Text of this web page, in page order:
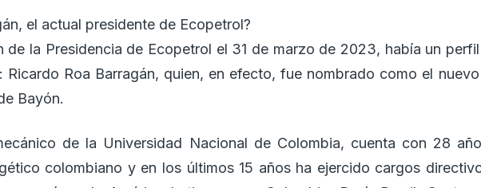
el actual presidente de Ecopetrol?
de la Presidencia de Ecopetrol el 31 de marzo de 2023, había un
Roa Barragán, quien, en efecto, fue nombrado como el
Bayón.
de la Universidad Nacional de Colombia, cuenta con 28
colombiano y en los últimos 15 años ha ejercido cargos